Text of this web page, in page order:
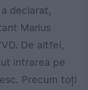
declarat,
Marius
De altfel,
intrarea pe
Precum toți